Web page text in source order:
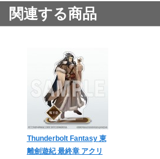
関連する商品
Thunderbolt Fantasy 東
離劍遊紀 最終章 アクリ